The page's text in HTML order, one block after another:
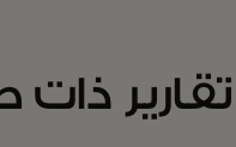
تقارير ذات